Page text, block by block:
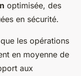
optimisée, des
en sécurité.
les opérations
en moyenne de
aux